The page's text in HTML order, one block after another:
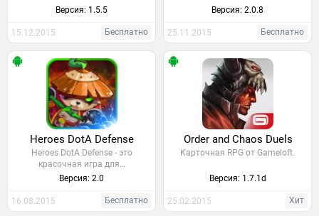
Версия: 1.5.5
15.12.2015 Бесплатно
Версия: 2.0.8
25.11.2015 Бесплатно
Heroes DotA Defense
Heroes DotA Defense - это
красочная игра для…
Версия: 2.0
16.08.2015 Бесплатно
Order and Chaos Duels
Карточная RPG от Gameloft.
Версия: 1.7.1d
25.02.2015 Хит